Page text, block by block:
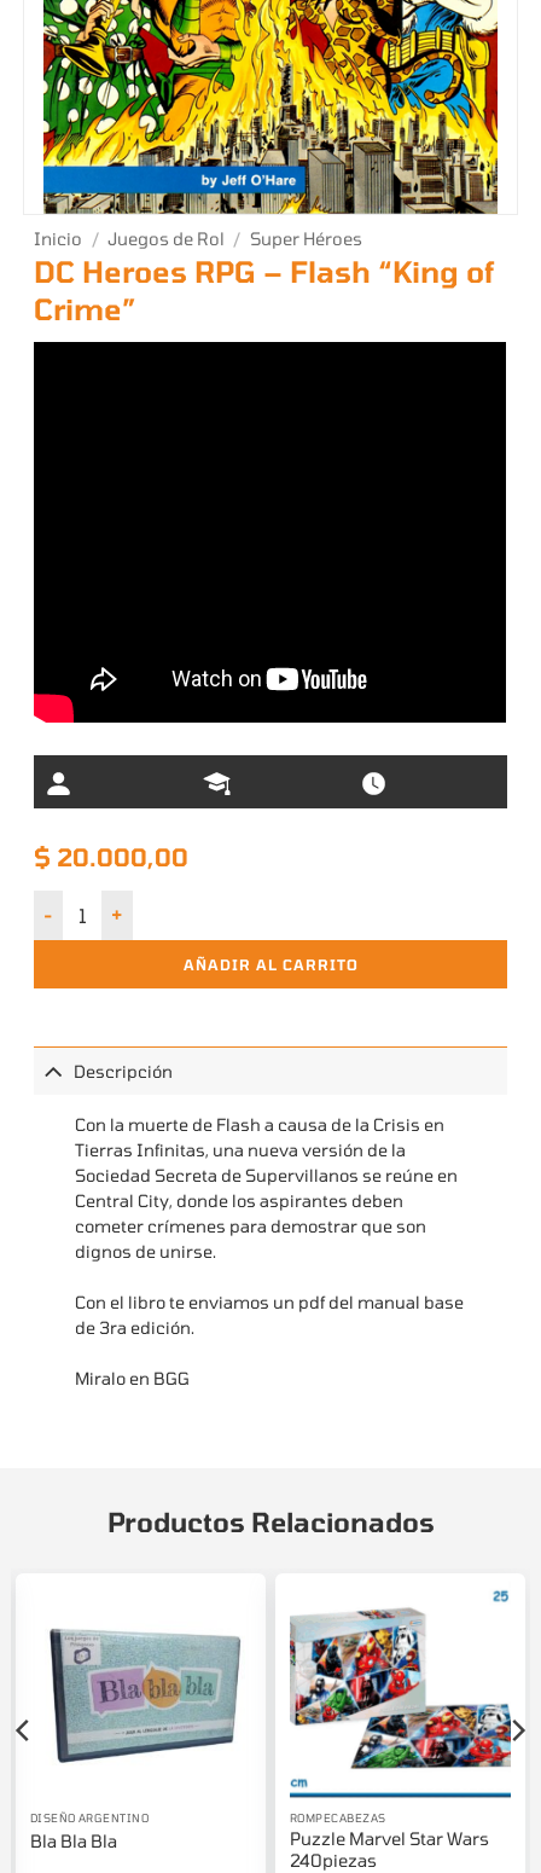
Inicio / Juegos de Rol / Super Héroes
DC Heroes RPG – Flash “King of
Crime”
$ 20.000,00
AÑADIR AL CARRITO
Descripción
Con la muerte de Flash a causa de la Crisis en
Tierras Infinitas, una nueva versión de la
Sociedad Secreta de Supervillanos se reúne en
Central City, donde los aspirantes deben
cometer crímenes para demostrar que son
dignos de unirse.
Con el libro te enviamos un pdf del manual base
de 3ra edición.
Miralo en BGG
Productos Relacionados
DISEÑO ARGENTINO
Bla Bla Bla
ROMPECABEZAS
Puzzle Marvel Star Wars
240piezas